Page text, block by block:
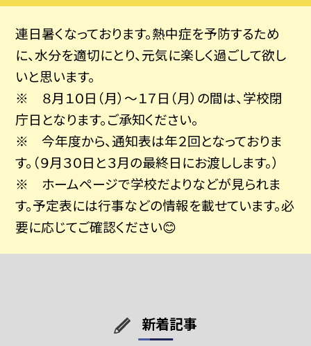
連日暑くなっております。熱中症を予防するため
に、水分を適切にとり、元気に楽しく過ごして欲し
いと思います。
※ ８月１０日（月）〜１７日（月）の間は、学校閉
庁日となります。ご承知ください。
※ 今年度から、通知表は年２回となっておりま
す。（９月３０日と３月の最終日にお渡しします。）
※ ホームページで学校だよりなどが見られま
す。予定表には行事などの情報を載せています。必
要に応じてご確認ください😊
新着記事